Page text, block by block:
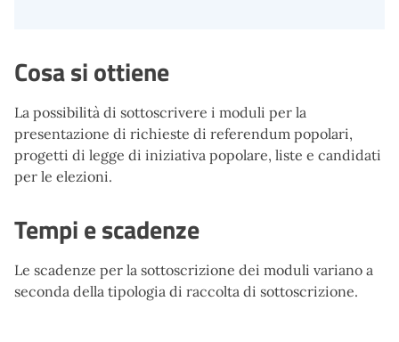
Cosa si ottiene
La possibilità di sottoscrivere i moduli per la
presentazione di richieste di referendum popolari,
progetti di legge di iniziativa popolare, liste e candidati
per le elezioni.
Tempi e scadenze
Le scadenze per la sottoscrizione dei moduli variano a
seconda della tipologia di raccolta di sottoscrizione.